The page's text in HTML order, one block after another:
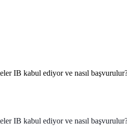
IB kabul ediyor ve nasıl
IB kabul ediyor ve nasıl